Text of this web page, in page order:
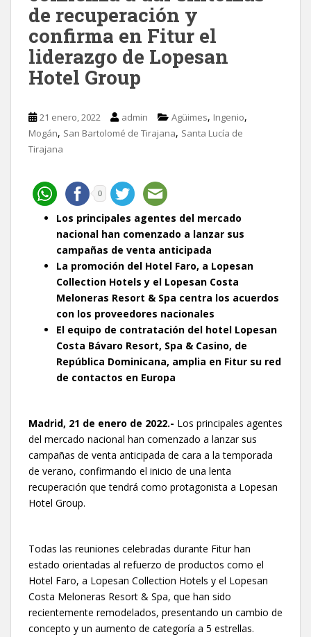
de recuperación y
confirma en Fitur el
liderazgo de Lopesan
Hotel Group
21 enero, 2022 admin Agüimes, Ingenio,
Mogán, San Bartolomé de Tirajana, Santa Lucía de
Tirajana
0
Los principales agentes del mercado
nacional han comenzado a lanzar sus
campañas de venta anticipada
La promoción del Hotel Faro, a Lopesan
Collection Hotels y el Lopesan Costa
Meloneras Resort & Spa centra los acuerdos
con los proveedores nacionales
El equipo de contratación del hotel Lopesan
Costa Bávaro Resort, Spa & Casino, de
República Dominicana, amplia en Fitur su red
de contactos en Europa
Madrid, 21 de enero de 2022.- Los principales agentes
del mercado nacional han comenzado a lanzar sus
campañas de venta anticipada de cara a la temporada
de verano, confirmando el inicio de una lenta
recuperación que tendrá como protagonista a Lopesan
Hotel Group.
Todas las reuniones celebradas durante Fitur han
estado orientadas al refuerzo de productos como el
Hotel Faro, a Lopesan Collection Hotels y el Lopesan
Costa Meloneras Resort & Spa, que han sido
recientemente remodelados, presentando un cambio de
concepto y un aumento de categoría a 5 estrellas.